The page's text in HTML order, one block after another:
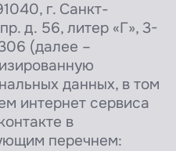
г. Санкт-
д. 56, литер «Г», 3-
(далее –
данных, в том
интернет сервиса
в
перечнем: